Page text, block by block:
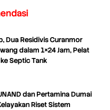
Dua Residivis Curanmor
dalam 1×24 Jam, Pelat
Septic Tank
dan Pertamina Dumai
Riset Sistem